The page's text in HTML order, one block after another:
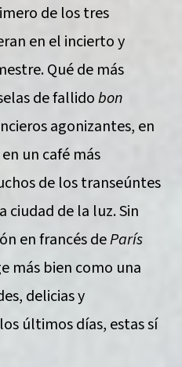
de los tres
en el incierto y
Qué de más
de fallidobon
agonizantes, en
un café más
de los transeúntes
de la luz. Sin
en francés deParís
más bien como una
delicias y
últimos días, estas sí